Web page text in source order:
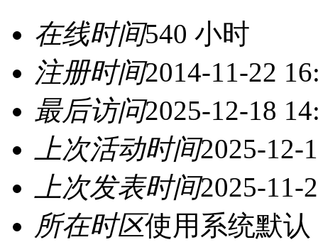
在线时间540 小时
注册时间2014-11-22
最后访问2025-12-18
上次活动时间2025-12-
上次发表时间2025-11-
所在时区使用系统默认